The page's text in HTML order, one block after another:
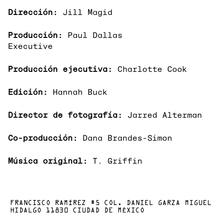
Dirección: Jill Magid
Producción:
Paul Dallas
Executive
Producción ejecutiva: Charlotte Cook
Edición: Hannah Buck
Director de fotografía: Jarred Alterman
Co-producción: Dana Brandes-Simon
Música original: T. Griffin
FRANCISCO RAMÍREZ #5 COL. DANIEL GARZA MIGUEL
HIDALGO 11830 CIUDAD DE MÉXICO